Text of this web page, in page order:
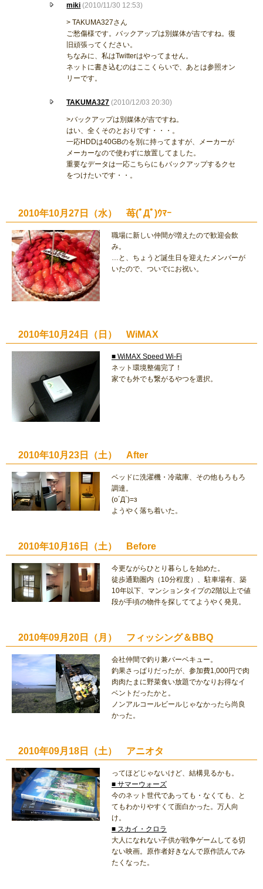
miki (2010/11/30 12:53)
> TAKUMA327さん
ご愁傷様です。バックアップは別媒体が吉ですね。復
旧頑張ってください。
ちなみに、私はTwitterはやってません。
ネットに書き込むのはここくらいで、あとは参照オン
リーです。
TAKUMA327 (2010/12/03 20:30)
>バックアップは別媒体が吉ですね。
はい、全くそのとおりです・・・。
一応HDDは40GBのを別に持ってますが、メーカーが
メーカーなので使わずに放置してました。
重要なデータは一応こちらにもバックアップするクセ
をつけたいです・・。
2010年10月27日（水） 苺(ﾟДﾟ)ｳﾏｰ
職場に新しい仲間が増えたので歓迎会飲
み。
…と、ちょうど誕生日を迎えたメンバーが
いたので、ついでにお祝い。
2010年10月24日（日） WiMAX
■ WiMAX Speed Wi-Fi
ネット環境整備完了！
家でも外でも繋がるやつを選択。
2010年10月23日（土） After
ベッドに洗濯機・冷蔵庫、その他もろもろ
調達。
(o´Д`)=з
ようやく落ち着いた。
2010年10月16日（土） Before
今更ながらひとり暮らしを始めた。
徒歩通勤圏内（10分程度）、駐車場有、築
10年以下、マンションタイプの2階以上で値
段が手頃の物件を探しててようやく発見。
2010年09月20日（月） フィッシング＆BBQ
会社仲間で釣り兼バーベキュー。
釣果さっぱりだったが、参加費1,000円で肉
肉肉たまに野菜食い放題でかなりお得なイ
ベントだったかと。
ノンアルコールビールじゃなかったら尚良
かった。
2010年09月18日（土） アニオタ
ってほどじゃないけど、結構見るかも。
■ サマーウォーズ
今のネット世代であっても・なくても、と
てもわかりやすくて面白かった。万人向
け。
■ スカイ・クロラ
大人になれない子供が戦争ゲームしてる切
ない映画。原作者好きなんで原作読んでみ
たくなった。